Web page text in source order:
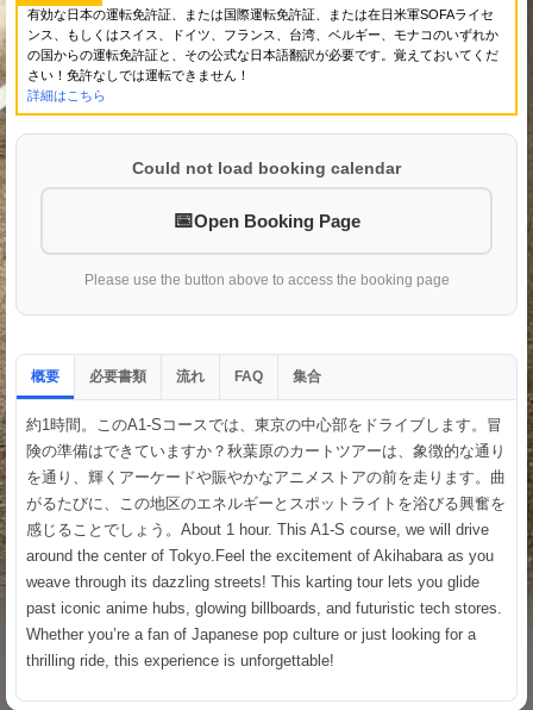
有効な日本の運転免許証、または国際運転免許証、または在日米軍SOFAライセ
ンス、もしくはスイス、ドイツ、フランス、台湾、ベルギー、モナコのいずれか
の国からの運転免許証と、その公式な日本語翻訳が必要です。覚えておいてくだ
さい！免許なしでは運転できません！
詳細はこちら
Could not load booking calendar
Open Booking Page
Please use the button above to access the booking page
概要 必要書類 流れ FAQ 集合
約1時間。このA1-Sコースでは、東京の中心部をドライブします。冒
険の準備はできていますか？秋葉原のカートツアーは、象徴的な通り
を通り、輝くアーケードや賑やかなアニメストアの前を走ります。曲
がるたびに、この地区のエネルギーとスポットライトを浴びる興奮を
感じることでしょう。About 1 hour. This A1-S course, we will drive
around the center of Tokyo.Feel the excitement of Akihabara as you
weave through its dazzling streets! This karting tour lets you glide
past iconic anime hubs, glowing billboards, and futuristic tech stores.
Whether you’re a fan of Japanese pop culture or just looking for a
thrilling ride, this experience is unforgettable!